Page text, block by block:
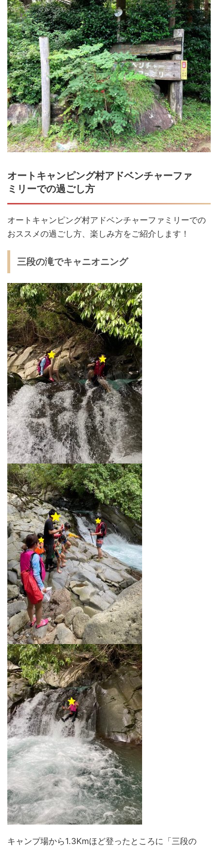
オートキャンピング村アドベンチャーファ
ミリーでの過ごし方
オートキャンピング村アドベンチャーファミリーでの
おススメの過ごし方、楽しみ方をご紹介します！
三段の滝でキャニオニング
キャンプ場から1.3Kmほど登ったところに「三段の